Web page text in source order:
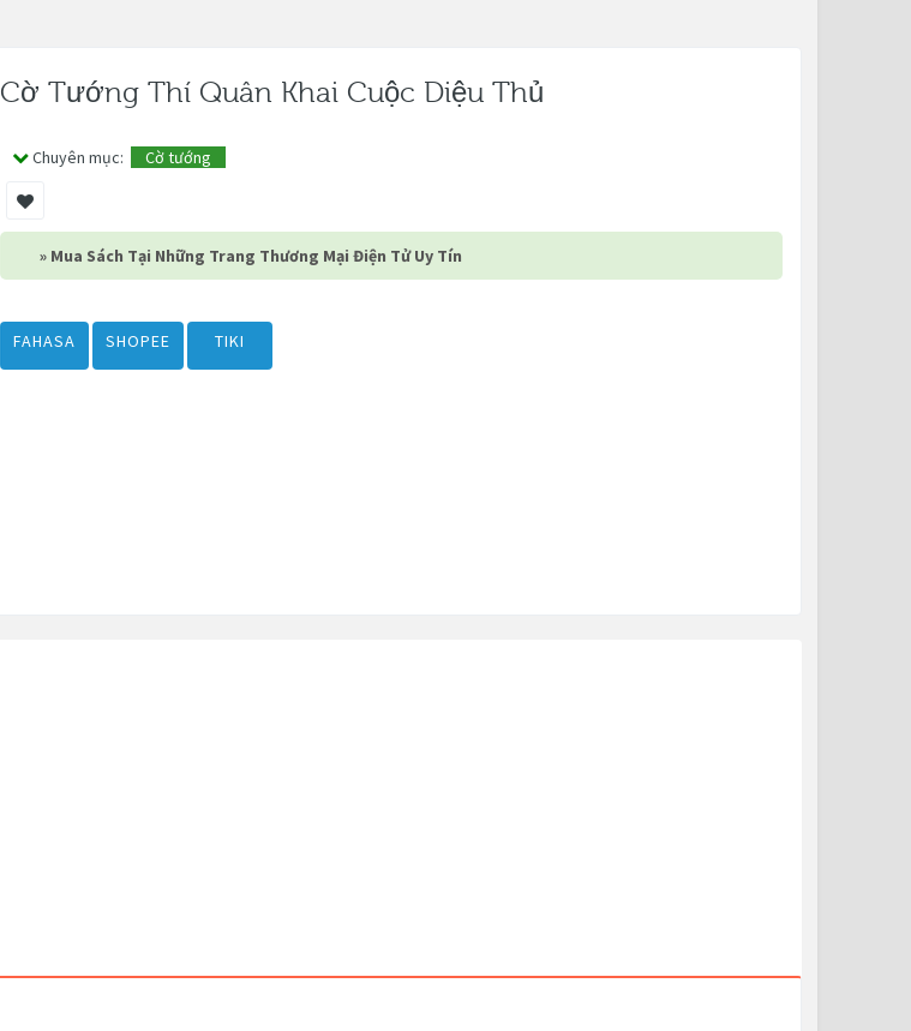
Cờ Tướng Thí Quân Khai Cuộc Diệu Thủ
Chuyên mục: Cờ tướng
» Mua Sách Tại Những Trang Thương Mại Điện Tử Uy Tín
FAHASA SHOPEE TIKI